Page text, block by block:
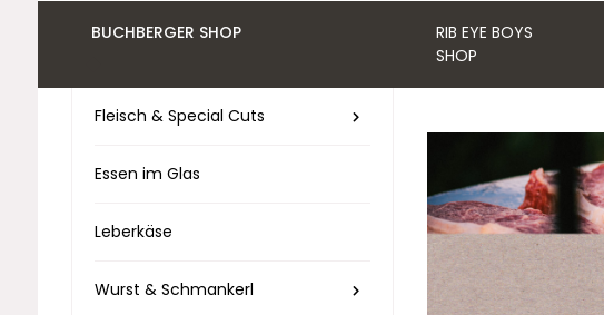
BUCHBERGER SHOP
RIB EYE BOYS
SHOP
Fleisch & Special Cuts
Essen im Glas
Leberkäse
Wurst & Schmankerl